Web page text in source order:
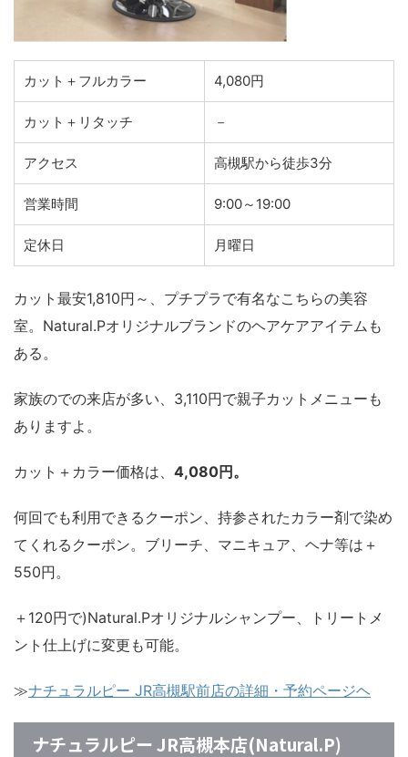
カット＋フルカラー 4,080円
カット＋リタッチ －
アクセス 高槻駅から徒歩3分
営業時間 9:00～19:00
定休日 月曜日
カット最安1,810円～、プチプラで有名なこちらの美容
室。Natural.Pオリジナルブランドのヘアケアアイテムも
ある。
家族のでの来店が多い、3,110円で親子カットメニューも
ありますよ。
カット＋カラー価格は、 4,080円。
何回でも利用できるクーポン、持参されたカラー剤で染め
てくれるクーポン。ブリーチ、マニキュア、ヘナ等は＋
550円。
＋120円で)Natural.Pオリジナルシャンプー、トリートメ
ント仕上げに変更も可能。
≫ナチュラルピー JR高槻駅前店の詳細・予約ページヘ
ナチュラルピー JR高槻本店(Natural.P)